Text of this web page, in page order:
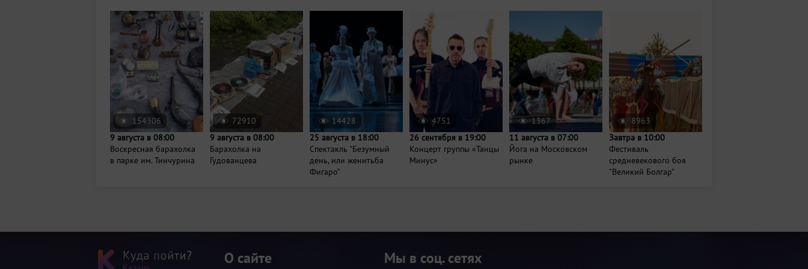
154306
9 августа в 08:00
Воскресная барахолка
в парке им. Тинчурина
72910
9 августа в 08:00
Барахолка на
Гудованцева
14428
25 августа в 18:00
Спектакль "Безумный
день, или женитьба
Фигаро"
4751
26 сентября в 19:00
Концерт группы «Танцы
Минус»
1367
11 августа в 07:00
Йога на Московском
рынке
8963
Завтра в 10:00
Фестиваль
средневекового боя
"Великий Болгар"
О сайте Мы в соц. сетях